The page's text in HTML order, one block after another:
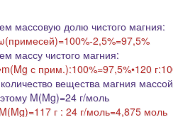
массовую долю чистого магния:
примесей)=100%-2,5%=97,5%
массу чистого магния:
Mg с прим.):100%=97,5%•120
оличество вещества магния
M(Mg)=24 г/моль
г : 24 г/моль=4,875 моль